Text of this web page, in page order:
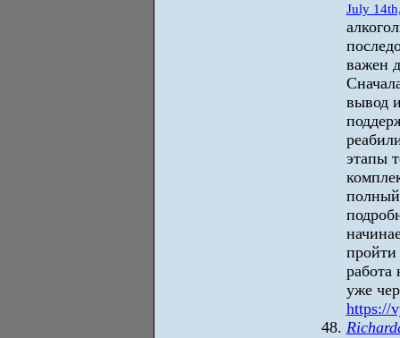
July
важен
вывод
этапы
полный
пройти
работа
уже
https://